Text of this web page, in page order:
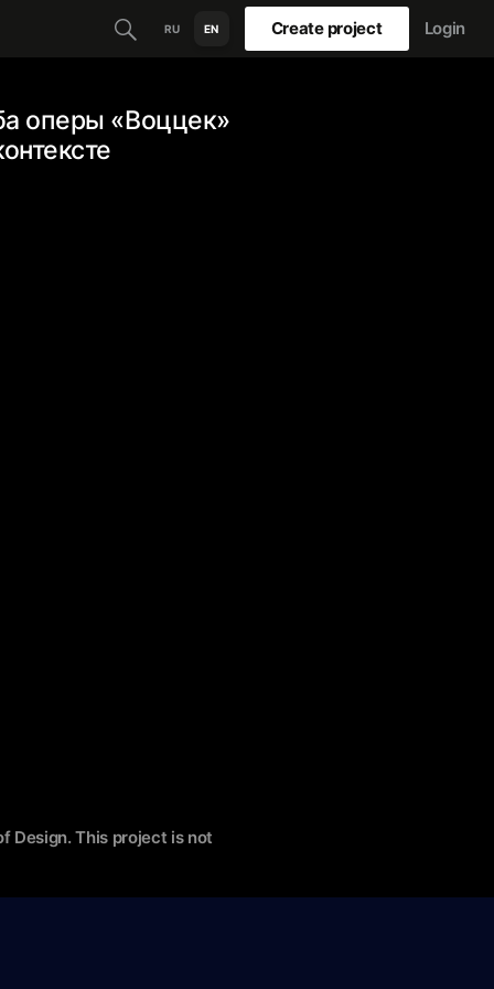
RU EN Create project Login
оперы «Воццек»
Design. This project is not